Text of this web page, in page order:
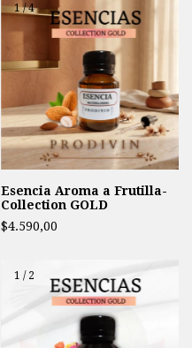
1/4
Esencia Aroma a Frutilla-
Collection GOLD
$4.590,00
1 / 2